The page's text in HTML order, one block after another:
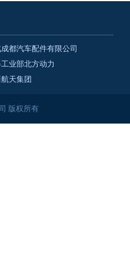
成都汽车配件有限公司
工业部北方动力
航天集团
版权所有